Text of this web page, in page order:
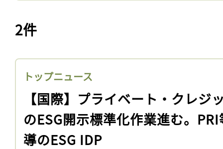
2件
トップニュース
【国際】プライベート・クレジ
のESG開示標準化作業進む。
導のESG IDP